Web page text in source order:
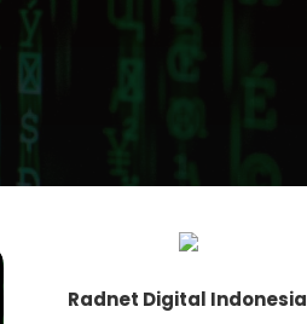
Radnet Digital Indonesia